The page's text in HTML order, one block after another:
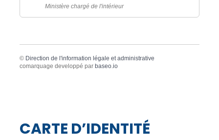
Ministère chargé de l'intérieur
© Direction de l'information légale et administrative
comarquage developpé par baseo.io
CARTE D’IDENTITÉ